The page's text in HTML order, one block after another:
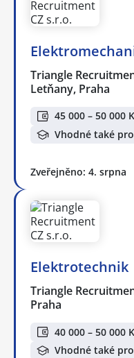
Triangle
Letňany, Praha
45 000 – 50 000
Vhodné také
Zveřejněno: 4. srpna
Elektrotechnik
Triangle
Praha
40 000 – 50 000
Vhodné také